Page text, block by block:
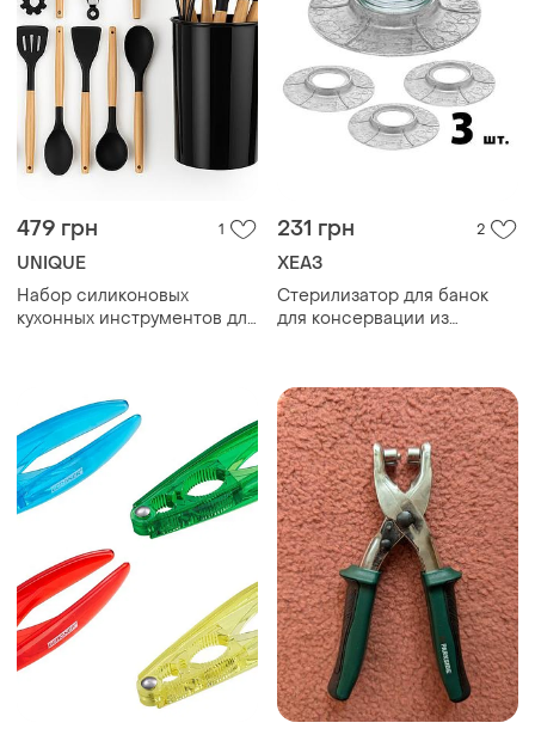
479 грн 1
UNIQUE
Набор силиконовых
кухонных инструментов для
231 грн 2
ХЕАЗ
Стерилизатор для банок
для консервации из